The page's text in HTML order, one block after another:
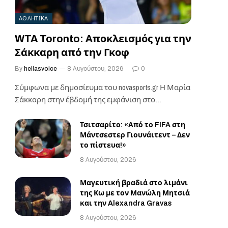
ΑΘΛΗΤΙΚΑ
WTA Toronto: Αποκλεισμός για την
Σάκκαρη από την Γκοφ
By hellasvoice 8 Αυγούστου, 2026 0
Σύμφωνα με δημοσίευμα του novasports.gr Η Μαρία
Σάκκαρη στην έβδομή της εμφάνιση στο
Τσιτσαρίτο: «Από το FIFA στη
Μάντσεστερ Γιουνάιτεντ – Δεν
το πίστευα!»
8 Αυγούστου, 2026
Μαγευτική βραδιά στο λιμάνι
της Κω με τον Μανώλη Μητσιά
και την Alexandra Gravas
8 Αυγούστου, 2026